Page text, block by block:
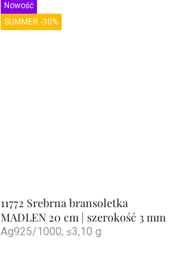
Nowość
SUMMER -30%
11772 Srebrna bransoletka
MADLEN 20 cm | szerokość 3 mm
Ag925/1000; ≤3,10 g